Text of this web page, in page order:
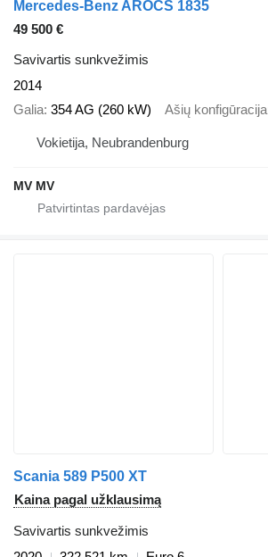
Mercedes-Benz AROCS 1835
49 500 €
Savivartis sunkvežimis
2014
Galia 354 AG (260 kW) Ašių konfigūracija
Vokietija, Neubrandenburg
MV MV
Scania 589 P500 XT
Kaina pagal užklausimą
Savivartis sunkvežimis